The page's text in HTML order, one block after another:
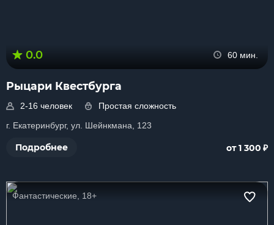
0.0 60 мин.
Рыцари Квестбурга
2-16 человек
Простая сложность
г. Екатеринбург, ул. Шейнкмана, 123
Подробнее от 1 300 ₽
Фантастические, 18+